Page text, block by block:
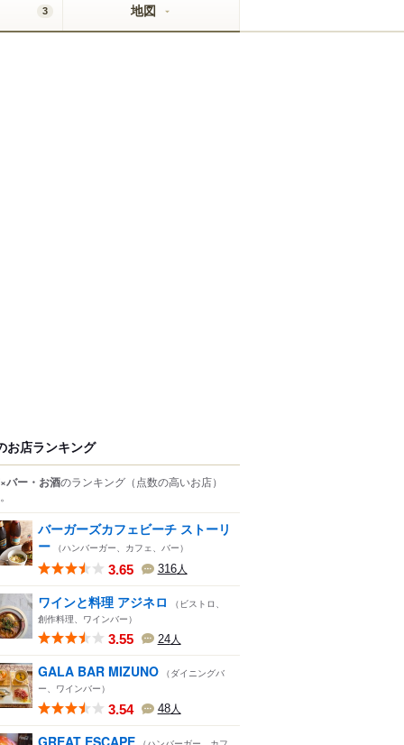
3 地図
お店ランキング
バー・お酒のランキング （点数の高いお店）
バーガーズカフェビーチ ストーリ
ー （ハンバーガー、カフェ、バー）
3.65 316人
ワインと料理 アジネロ
（ビストロ、
創作料理、ワインバー）
3.55 24人
GALA BAR MIZUNO （ダイニングバ
ー、ワインバー）
3.54 48人
GREAT ESCAPE （ハンバーガー、カフ